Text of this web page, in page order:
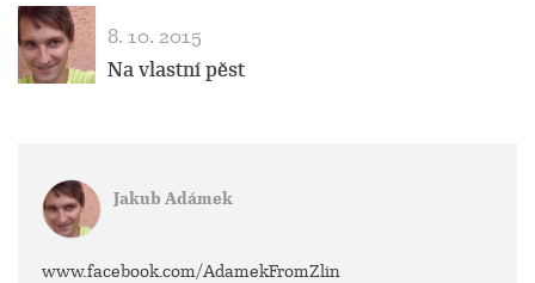
8. 10. 2015
Na vlastní pěst
Jakub Adámek
www.facebook.com/AdamekFromZlin